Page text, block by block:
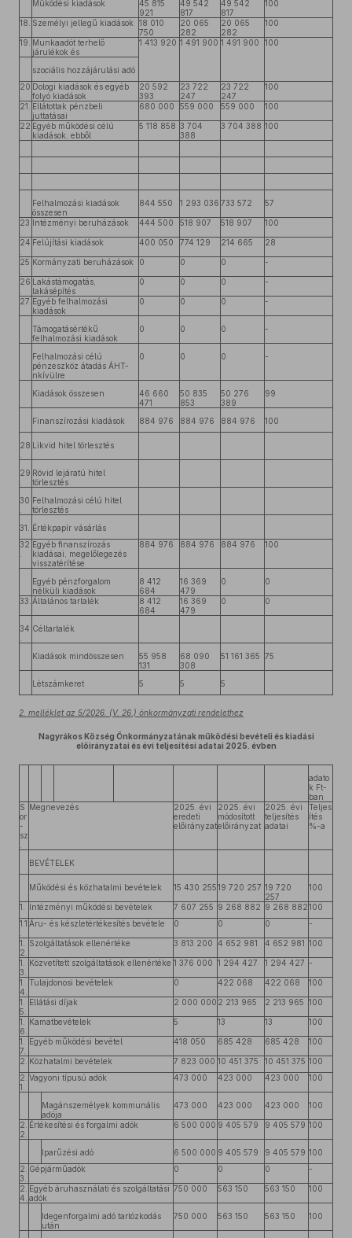
Működési kiadások
45 815
921
49 542
817
49 542
817
100
18. Személyi jellegű kiadások
18 010
750
20 065
282
20 065
282
100
19. Munkaadót terhelő
járulékok és
1 413 920 1 491 900 1 491 900 100
szociális hozzájárulási adó
20 Dologi kiadások és egyéb
folyó kiadások
20 592
393
23 722
247
23 722
247
100
21. Ellátottak pénzbeli
juttatásai
680 000 559 000 559 000 100
22 Egyéb működési célú
kiadások, ebből
5 118 858 3 704
388
3 704 388 100
Felhalmozási kiadások
összesen
844 550 1 293 036 733 572 57
23 Intézményi beruházások 444 500 518 907 518 907 100
24 Felújítási kiadások 400 050 774 129 214 665 28
25 Kormányzati beruházások 0 0 0 -
26 Lakástámogatás,
lakásépítés
0 0 0 -
27. Egyéb felhalmozási
kiadások
0 0 0 -
Támogatásértékű
felhalmozási kiadások
0 0 0 -
Felhalmozási célú
pénzeszköz átadás ÁHT-
nkívülre
0 0 0 -
Kiadások összesen
46 660
471
50 835
853
50 276
389
99
Finanszírozási kiadások 884 976 884 976 884 976 100
28 Likvid hitel törlesztés
29 Rövid lejáratú hitel
törlesztés
30 Felhalmozási célú hitel
törlesztés
31.
Értékpapír vásárlás
32 Egyéb finanszírozás
kiadásai, megelőlegezés
visszatérítése
884 976 884 976 884 976 100
Egyéb pénzforgalom
nélküli kiadások
8 412
684
16 369
479
0 0
33. Általános tartalék
8 412
684
16 369
479
0 0
34 Céltartalék
Kiadások mindösszesen
55 958
131
68 090
308
51 161 365 75
Létszámkeret 5 5 5
2. melléklet az 5/2026. (V. 26.) önkormányzati rendelethez
Nagyrákos Község Önkormányzatának működési bevételi és kiadási
előirányzatai és évi teljesítési adatai 2025. évben
adato
k Ft-
ban
S
or
-
sz
Megnevezés
2025. évi
eredeti
előirányzat
2025. évi
módosított
előirányzat
2025. évi
teljesítés
adatai
Teljes
ítés
%-a
BEVÉTELEK
Működési és közhatalmi bevételek 15 430 25519 720 257 19 720
257
100
1. Intézményi működési bevételek 7 607 255 9 268 882 9 268 882100
1.1 Áru- és készletértékesítés bevétele 0 0 0 -
1.
2.
Szolgáltatások ellenértéke 3 813 200 4 652 981 4 652 981 100
1.
3.
Közvetített szolgáltatások ellenértéke 1 376 000 1 294 427 1 294 427 -
1.
4.
Tulajdonosi bevételek 0 422 068 422 068 100
1.
5.
Ellátási díjak 2 000 000 2 213 965 2 213 965 100
1.
6.
Kamatbevételek 5 13 13 100
1.
7.
Egyéb működési bevétel 418 050 685 428 685 428 100
2. Közhatalmi bevételek 7 823 000 10 451 375 10 451 375 100
2.
1.
Vagyoni típusú adók 473 000 423 000 423 000 100
Magánszemélyek kommunális
adója
473 000 423 000 423 000 100
2.
2.
Értékesítési és forgalmi adók 6 500 000 9 405 579 9 405 579 100
Iparűzési adó 6 500 000 9 405 579 9 405 579 100
2.
3.
Gépjárműadók 0 0 0 -
2.
4.
Egyéb áruhasználati és szolgáltatási
adók
750 000 563 150 563 150 100
Idegenforgalmi adó tartózkodás
után
750 000 563 150 563 150 100